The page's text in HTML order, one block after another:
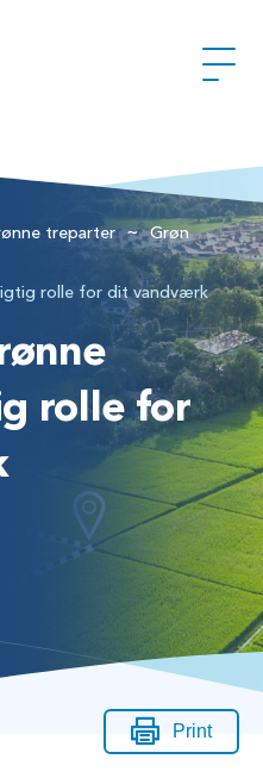
treparter ~ Grøn
rolle for dit vandværk
rolle for
Print